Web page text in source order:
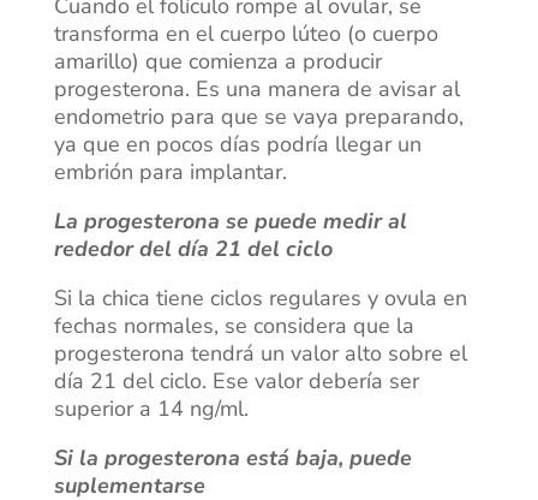
Cuando el folículo rompe al ovular, se
transforma en el cuerpo lúteo (o cuerpo
amarillo) que comienza a producir
progesterona. Es una manera de avisar al
endometrio para que se vaya preparando,
ya que en pocos días podría llegar un
embrión para implantar.
La progesterona se puede medir al
rededor del día 21 del ciclo
Si la chica tiene ciclos regulares y ovula en
fechas normales, se considera que la
progesterona tendrá un valor alto sobre el
día 21 del ciclo. Ese valor debería ser
superior a 14 ng/ml.
Si la progesterona está baja, puede
suplementarse